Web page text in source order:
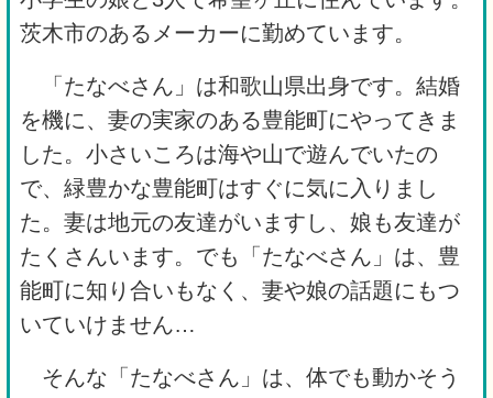
茨木市のあるメーカーに勤めています。
「たなべさん」は和歌山県出身です。結婚
を機に、妻の実家のある豊能町にやってきま
した。小さいころは海や山で遊んでいたの
で、緑豊かな豊能町はすぐに気に入りまし
た。妻は地元の友達がいますし、娘も友達が
たくさんいます。でも「たなべさん」は、豊
能町に知り合いもなく、妻や娘の話題にもつ
いていけません…
そんな「たなべさん」は、体でも動かそう